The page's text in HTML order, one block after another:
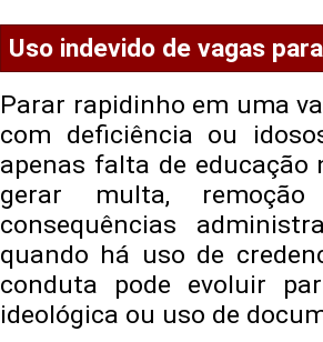
Uso indevido de vagas
Parar rapidinho em uma
com deficiência ou
apenas falta de
gerar multa,
consequências
quando há uso de
conduta pode evoluir
ideológica ou uso de